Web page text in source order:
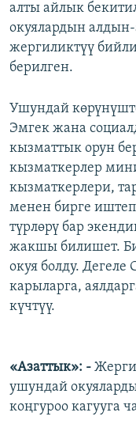
алты айлык
окуялардын
жергиликтүү
берилген.
Ушундай
Эмгек жана
кызматтык орун
кызматкерлер
кызматкерлери,
менен бирге
түрлөрү бар
жакшы билишет.
окуя болду. Дегеле
карыларга,
күчтүү.
«Азаттык»: -
ушундай
коңгуроо кагууга